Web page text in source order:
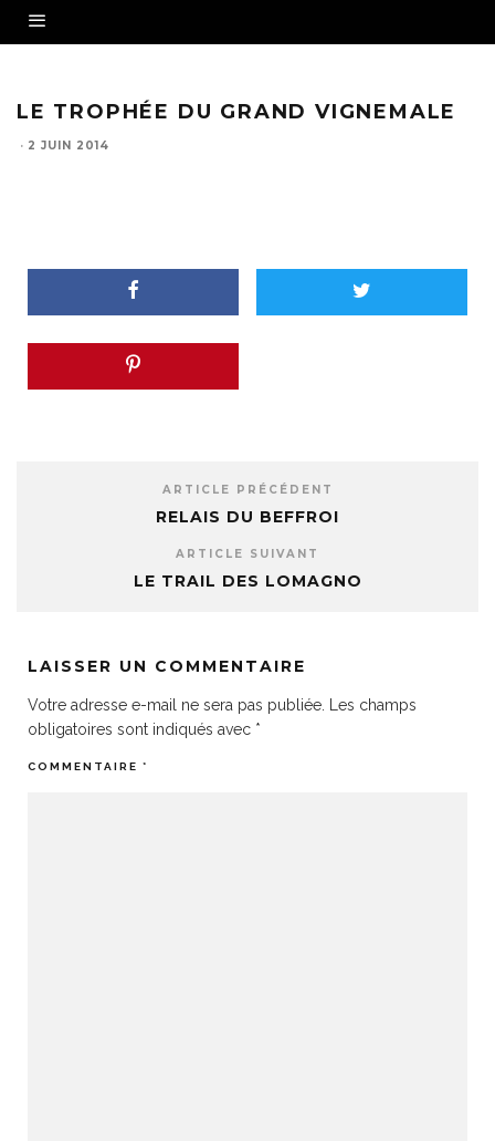
LE TROPHÉE DU GRAND VIGNEMALE
· 2 JUIN 2014
ARTICLE PRÉCÉDENT
RELAIS DU BEFFROI
ARTICLE SUIVANT
LE TRAIL DES LOMAGNO
LAISSER UN COMMENTAIRE
Votre adresse e-mail ne sera pas publiée.
Les champs
obligatoires sont indiqués avec *
COMMENTAIRE *